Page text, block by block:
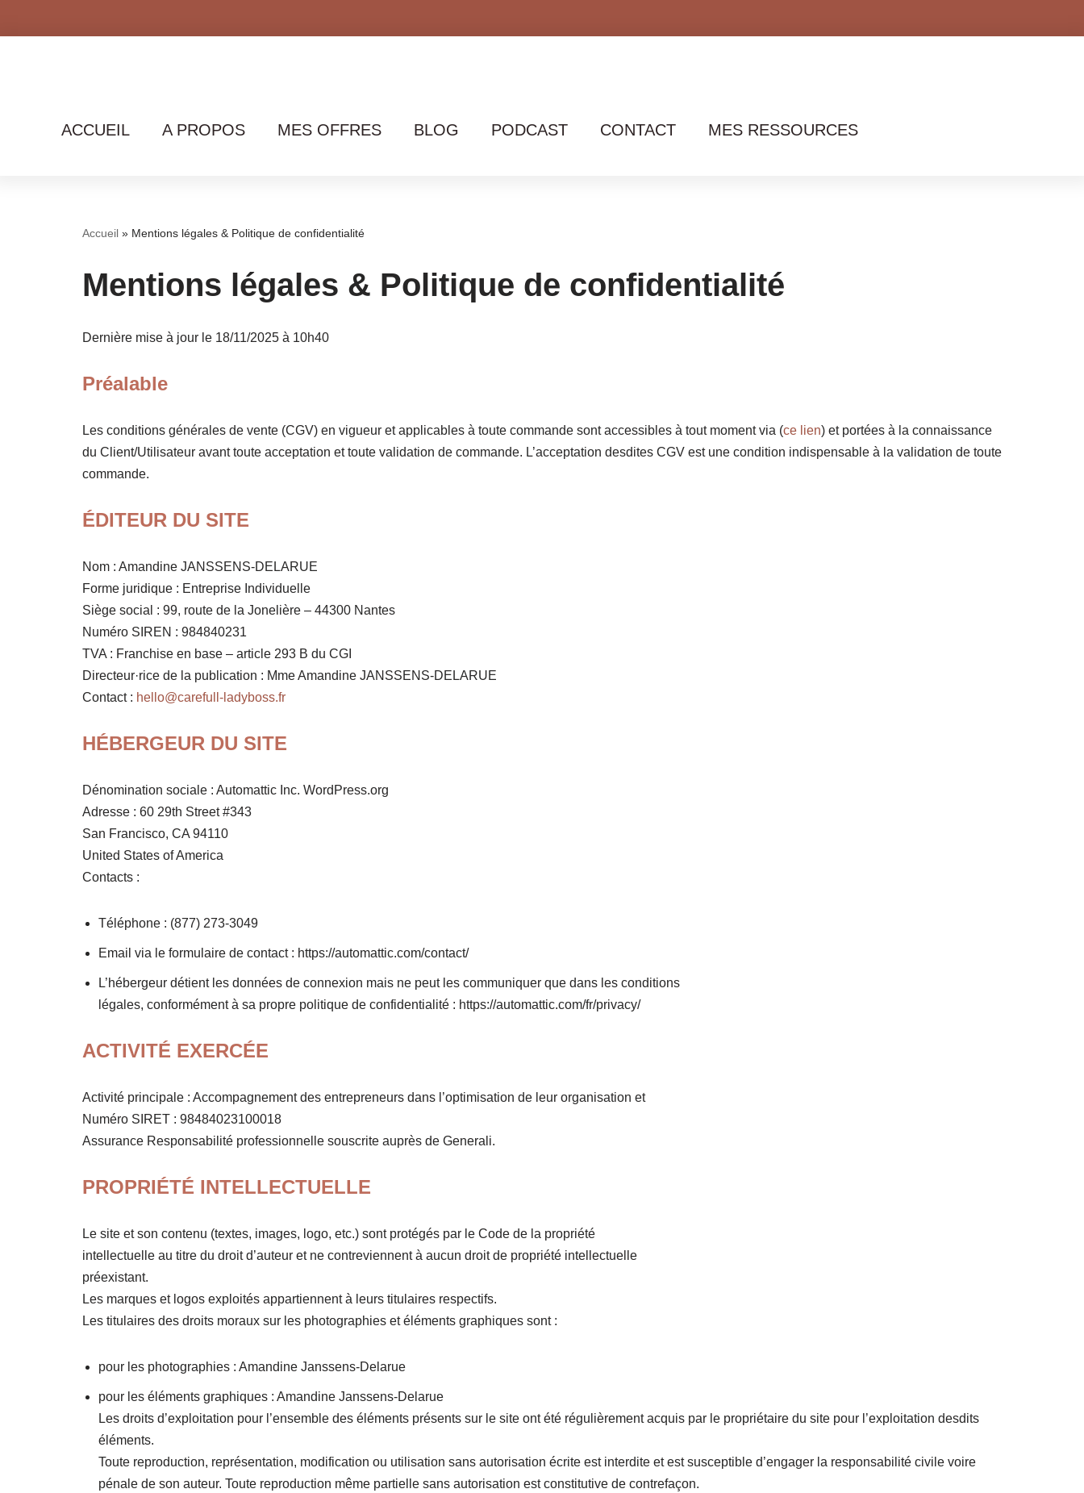
ACCUEIL A PROPOS MES OFFRES BLOG PODCAST CONTACT MES RESSOURCES
Accueil » Mentions légales & Politique de confidentialité
Mentions légales & Politique de confidentialité
Dernière mise à jour le 18/11/2025 à 10h40
Préalable
Les conditions générales de vente (CGV) en vigueur et applicables à toute commande sont accessibles à tout moment via (ce lien) et portées à la connaissance
du Client/Utilisateur avant toute acceptation et toute validation de commande. L’acceptation desdites CGV est une condition indispensable à la validation de toute
commande.
ÉDITEUR DU SITE
Nom : Amandine JANSSENS-DELARUE
Forme juridique : Entreprise Individuelle
Siège social : 99, route de la Jonelière – 44300 Nantes
Numéro SIREN : 984840231
TVA : Franchise en base – article 293 B du CGI
Directeur·rice de la publication : Mme Amandine JANSSENS-DELARUE
Contact : hello@carefull-ladyboss.fr
HÉBERGEUR DU SITE
Dénomination sociale : Automattic Inc. WordPress.org
Adresse : 60 29th Street #343
San Francisco, CA 94110
United States of America
Contacts :
Téléphone : (877) 273-3049
Email via le formulaire de contact : https://automattic.com/contact/
L’hébergeur détient les données de connexion mais ne peut les communiquer que dans les conditions
légales, conformément à sa propre politique de confidentialité : https://automattic.com/fr/privacy/
ACTIVITÉ EXERCÉE
Activité principale : Accompagnement des entrepreneurs dans l’optimisation de leur organisation et
Numéro SIRET : 98484023100018
Assurance Responsabilité professionnelle souscrite auprès de Generali.
PROPRIÉTÉ INTELLECTUELLE
Le site et son contenu (textes, images, logo, etc.) sont protégés par le Code de la propriété
intellectuelle au titre du droit d’auteur et ne contreviennent à aucun droit de propriété intellectuelle
préexistant.
Les marques et logos exploités appartiennent à leurs titulaires respectifs.
Les titulaires des droits moraux sur les photographies et éléments graphiques sont :
pour les photographies : Amandine Janssens-Delarue
pour les éléments graphiques : Amandine Janssens-Delarue
Les droits d’exploitation pour l’ensemble des éléments présents sur le site ont été régulièrement acquis par le propriétaire du site pour l’exploitation desdits
éléments.
Toute reproduction, représentation, modification ou utilisation sans autorisation écrite est interdite et est susceptible d’engager la responsabilité civile voire
pénale de son auteur. Toute reproduction même partielle sans autorisation est constitutive de contrefaçon.